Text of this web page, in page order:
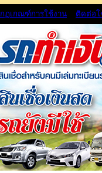
กฏเกณฑ์การใช้งาน ติดต่อ